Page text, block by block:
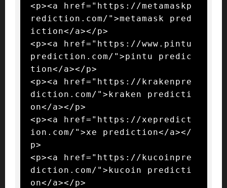
<p><a href="https://metamaskp
rediction.com/">metamask pred
iction</a></p>
<p><a href="https://www.pintu
prediction.com/">pintu predic
tion</a></p>
<p><a href="https://krakenpre
diction.com/">kraken predicti
on</a></p>
<p><a href="https://xepredict
ion.com/">xe prediction</a></
p>
<p><a href="https://kucoinpre
diction.com/">kucoin predicti
on</a></p>